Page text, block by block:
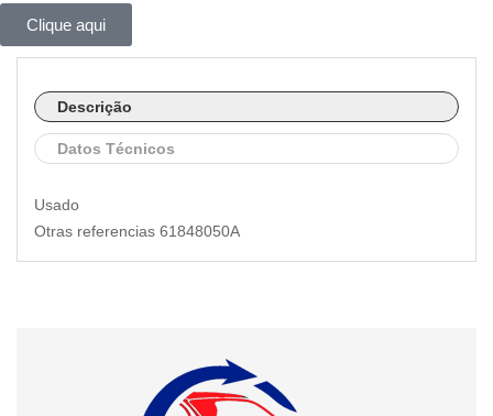
Clique aqui
Descrição
Datos Técnicos
Usado
Otras referencias 61848050A